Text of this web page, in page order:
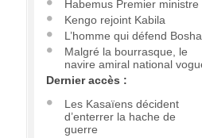
Habemus Premier ministre
Kengo rejoint Kabila
L’homme qui défend
Malgré la bourrasque, le
navire amiral national
Dernier accès :
Les Kasaïens décident
d’enterrer la hache de
guerre